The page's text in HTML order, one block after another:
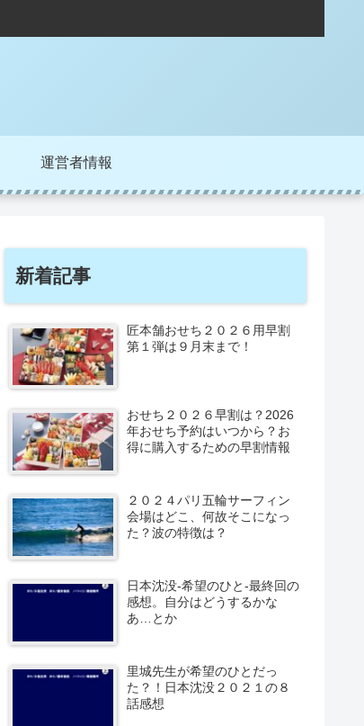
運営者情報
新着記事
匠本舗おせち２０２６用早割
第１弾は９月末まで！
おせち２０２６早割は？2026
年おせち予約はいつから？お
得に購入するための早割情報
２０２４パリ五輪サーフィン
会場はどこ、何故そこになっ
た？波の特徴は？
日本沈没-希望のひと-最終回の
感想。自分はどうするかな
あ…とか
里城先生が希望のひとだっ
た？！日本沈没２０２１の８
話感想